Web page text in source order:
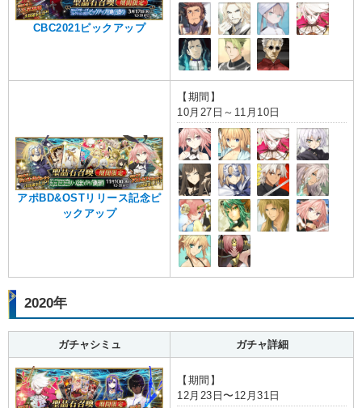
CBC2021ピックアップ
アポBD&OSTリリース記念ピ
ックアップ
【期間】
10月27日～11月10日
2020年
ガチャシミュ ガチャ詳細
【期間】
12月23日〜12月31日